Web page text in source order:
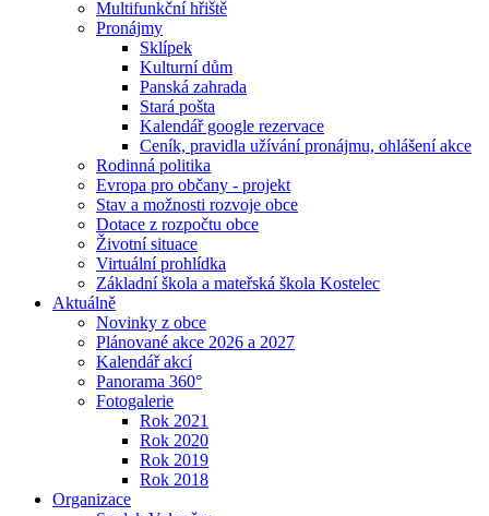
Multifunkční hřiště
Pronájmy
Sklípek
Kulturní dům
Panská zahrada
Stará pošta
Kalendář google rezervace
Ceník, pravidla užívání pronájmu, ohlášení akce
Rodinná politika
Evropa pro občany - projekt
Stav a možnosti rozvoje obce
Dotace z rozpočtu obce
Životní situace
Virtuální prohlídka
Základní škola a mateřská škola Kostelec
Aktuálně
Novinky z obce
Plánované akce 2026 a 2027
Kalendář akcí
Panorama 360°
Fotogalerie
Rok 2021
Rok 2020
Rok 2019
Rok 2018
Organizace